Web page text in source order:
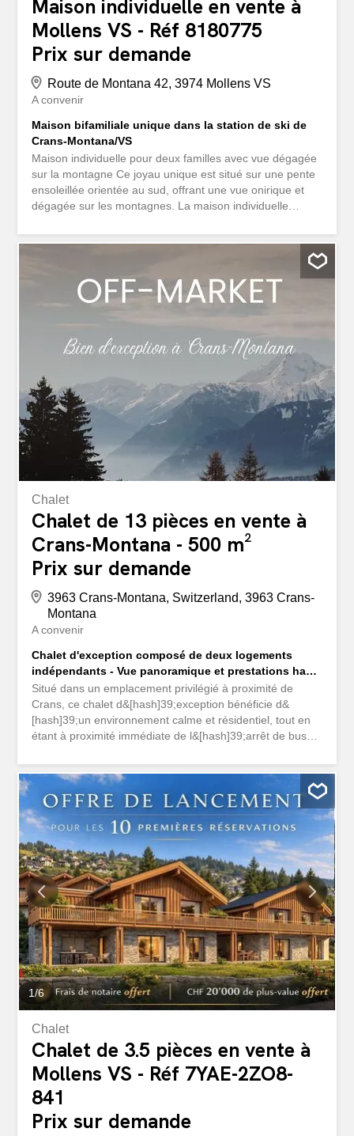
Maison individuelle en vente à
Mollens VS - Réf 8180775
Prix sur demande
Route de Montana 42, 3974 Mollens VS
A convenir
Maison bifamiliale unique dans la station de ski de
Crans-Montana/VS
Maison individuelle pour deux familles avec vue dégagée
sur la montagne Ce joyau unique est situé sur une pente
ensoleillée orientée au sud, offrant une vue onirique et
dégagée sur les montagnes. La maison individuelle
de verdure et une grande variété d’usages. La propriété
terrasses et balcons. Un parking spacieux est disponible.
Deux routes d’accès offrent un accès optimal à la
propriété : l’une directement depuis la route principale, la
seconde depuis la route secondaire. Le rez-de-chaussée
grenier, est en cours de construction et peut être agrandi
et conçu individuellement selon vos besoins. Les deux
logements disposent de balcons ensoleillés avec une vue
dégagée sur les montagnes. Cette localisation unique,
combinée à la grande parcelle, fait de la propriété un
véritable...
Chalet
Chalet de 13 pièces en vente à
Crans-Montana - 500 m²
Prix sur demande
3963 Crans-Montana, Switzerland, 3963 Crans-
Montana
A convenir
Chalet d'exception composé de deux logements
indépendants - Vue panoramique et prestations haut
de gamme
Situé dans un emplacement privilégié à proximité de
Crans, ce chalet d&[hash]39;exception bénéficie d&
[hash]39;un environnement calme et résidentiel, tout en
étant à proximité immédiate de l&[hash]39;arrêt de bus
commodités. Il offre une vue panoramique imprenable sur
les montagnes environnantes, visible depuis l&
[hash]39;ensemble du chalet. Le chalet est composé de
deux appartements entièrement indépendants, chacun
organisé en PPE distincte. Chaque unité dispose de sa
propre entrée, de son garage privatif ainis que de son
jardin, offrant ainsi un mode de vie comparable à celui de
deux maisons mitoyennes au sein d&[hash]39;un même
chalet. Cette configuration rare permet une grande
flexibilité d&[hash]39;utilisation, que ce soit pour un usage
familial, multigénérationnel ou combinant résidence
principale et logement indépendant.L&[hash]39;ensemble
de la propriété propose...
1/6
Chalet
Chalet de 3.5 pièces en vente à
Mollens VS - Réf 7YAE-2ZO8-
841
Prix sur demande